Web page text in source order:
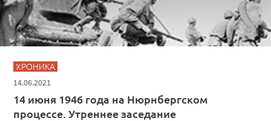
ХРОНИКА
14.06.2021
14 июня 1946 года на Нюрнбергском
процессе. Утреннее заседание